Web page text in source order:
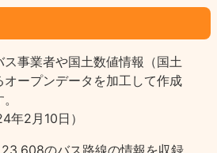
事業者や国土数値情報（国土
ープンデータを加工して作成
年2月10日）
のバス路線の情報を収録